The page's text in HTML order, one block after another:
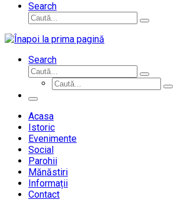
Search
Căutare
Caută...
Search
Căutare
Caută...
Căutare
Meniu
Acasa
Istoric
Evenimente
Social
Parohii
Mănăstiri
Informații
Contact